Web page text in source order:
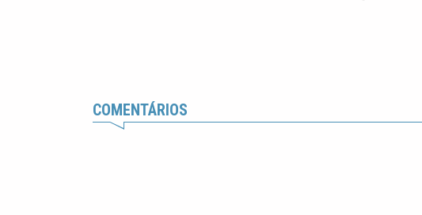
COMENTÁRIOS